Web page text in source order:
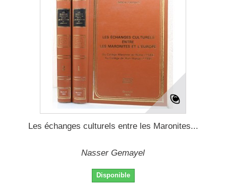
Les échanges culturels entre les Maronites...
Nasser Gemayel
Disponible